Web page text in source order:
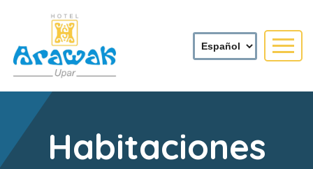
Habitaciones